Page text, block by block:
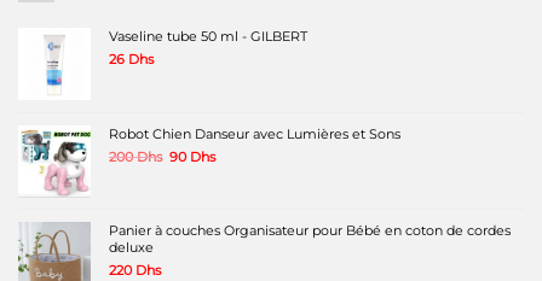
Vaseline tube 50 ml - GILBERT
26 Dhs
Robot Chien Danseur avec Lumières et Sons
200Dhs Le
200 Dhs.
90 DhsLe
90 Dhs.
Panier à couches Organisateur pour Bébé en coton de cordes
deluxe
220 Dhs